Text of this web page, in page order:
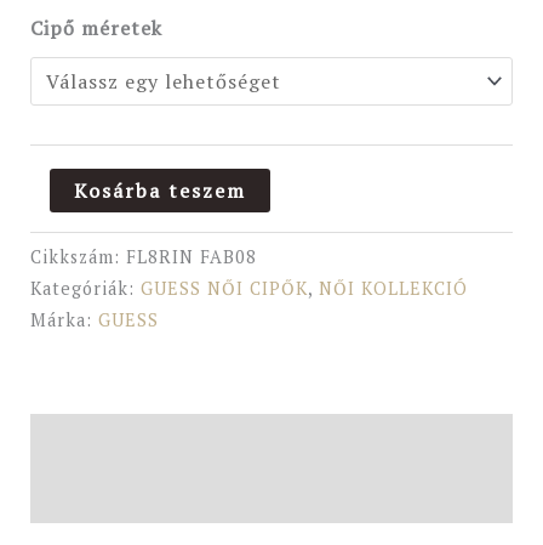
Cipő méretek
Kosárba teszem
Cikkszám: FL8RIN FAB08
Kategóriák: GUESS NŐI CIPŐK, NŐI KOLLEKCIÓ
Márka: GUESS